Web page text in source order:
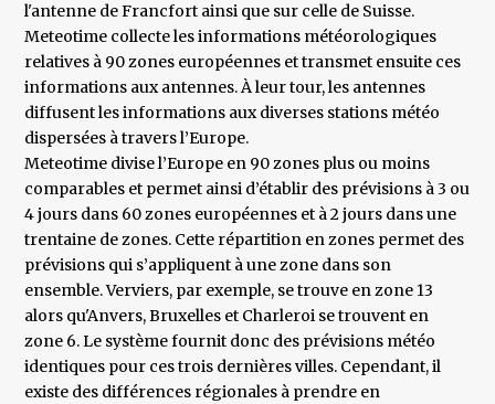
l'antenne de Francfort ainsi que sur celle de Suisse.
Meteotime collecte les informations météorologiques
relatives à 90 zones européennes et transmet ensuite ces
informations aux antennes. À leur tour, les antennes
diffusent les informations aux diverses stations météo
dispersées à travers l’Europe.
Meteotime divise l’Europe en 90 zones plus ou moins
comparables et permet ainsi d’établir des prévisions à 3 ou
4 jours dans 60 zones européennes et à 2 jours dans une
trentaine de zones. Cette répartition en zones permet des
prévisions qui s’appliquent à une zone dans son
ensemble. Verviers, par exemple, se trouve en zone 13
alors qu'Anvers, Bruxelles et Charleroi se trouvent en
zone 6. Le système fournit donc des prévisions météo
identiques pour ces trois dernières villes. Cependant, il
existe des différences régionales à prendre en